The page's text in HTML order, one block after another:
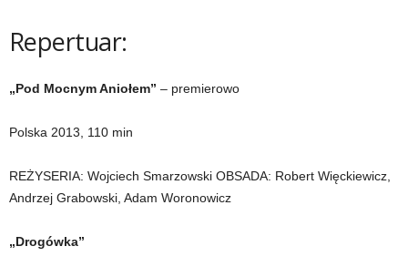
Repertuar:
„Pod Mocnym Aniołem” – premierowo
Polska 2013, 110 min
REŻYSERIA: Wojciech Smarzowski OBSADA: Robert Więckiewicz,
Andrzej Grabowski, Adam Woronowicz
„Drogówka”